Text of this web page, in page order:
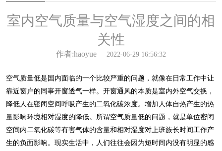
室内空气质量与空气湿度之间的相
关性
作者:haoyue 2022-06-29 16:56:32
空气质量低是国内面临的一个比较严重的问题，就像在日常工作中让
靠近窗户的同事开窗透气一样。开窗通风的本质是室内外空气交换，
降低人在密闭空间呼吸产生的二氧化碳浓度。增加人体自热产生的热
量影响环境相对湿度的降低。所谓空气质量低的问题，就是单位密闭
空间内二氧化碳等有害气体的含量和相对湿度对上班族长时间工作产
生的负面影响。现实生活中，人们往往会因为短时间内没有明显的感